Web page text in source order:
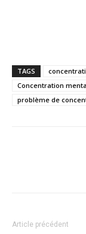
TAGS
Concentration
problème de
Article précédent